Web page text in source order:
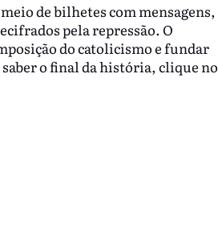
de bilhetes com mensagens,
pela repressão. O
do catolicismo e fundar
o final da história, clique no